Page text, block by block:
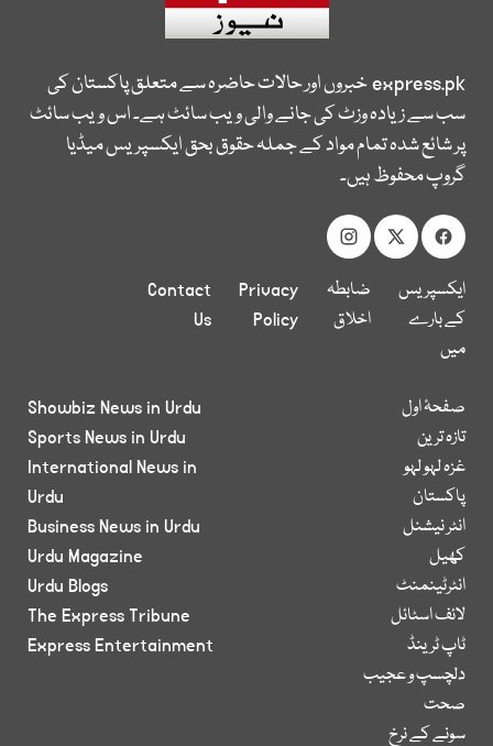
express.pkخبروں اور حالات حاضرہ سے متعلق پاکستان کی
سب سے زیادہ وزٹ کی جانے والی ویب سائٹ ہے۔ اس ویب سائٹ
پر شائع شدہ تمام مواد کے جملہ حقوق بحق ایکسپریس میڈیا
گروپ محفوظ ہیں۔
ایکسپریس
کے بارے
میں
ضابطہ
اخلاق
Privacy
Policy
Contact
Us
صفحۂ اول
تازہ ترین
غزہ لہو لہو
پاکستان
انٹر نیشنل
کھیل
انٹرٹینمنٹ
لائف اسٹائل
ٹاپ ٹرینڈ
دلچسپ و عجیب
صحت
سونے کے نرخ
Showbiz News in Urdu
Sports News in Urdu
International News in
Urdu
Business News in Urdu
Urdu Magazine
Urdu Blogs
The Express Tribune
Express Entertainment